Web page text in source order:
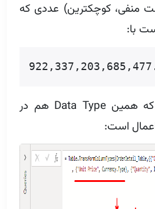
منفی، کوچکترین) عددی که
با:
توجه داشته باشید که همین Data Type‌ هم در